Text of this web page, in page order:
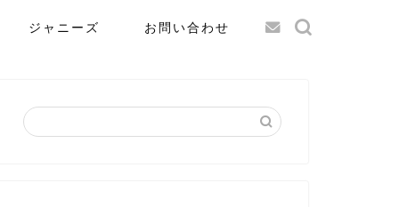
ジャニーズ お問い合わせ